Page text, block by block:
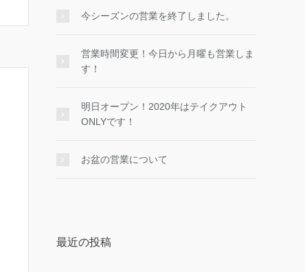
今シーズンの営業を終了しました。
営業時間変更！今日から月曜も営業しま
す！
明日オープン！2020年はテイクアウト
ONLYです！
お盆の営業について
最近の投稿